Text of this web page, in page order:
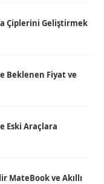
Çiplerini Geliştirmek
Beklenen Fiyat ve
Eski Araçlara
MateBook ve Akıllı